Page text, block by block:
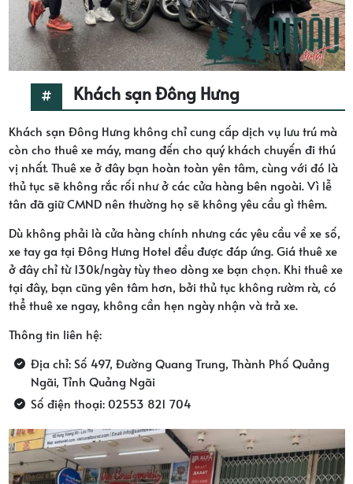
Khách sạn Đông Hưng
Khách sạn Đông Hưng không chỉ cung cấp dịch vụ lưu trú mà
còn cho thuê xe máy, mang đến cho quý khách chuyến đi thú
vị nhất. Thuê xe ở đây bạn hoàn toàn yên tâm, cùng với đó là
thủ tục sẽ không rắc rối như ở các cửa hàng bên ngoài. Vì lễ
tân đã giữ CMND nên thường họ sẽ không yêu cầu gì thêm.
Dù không phải là cửa hàng chính nhưng các yêu cầu về xe số,
xe tay ga tại Đông Hưng Hotel đều được đáp ứng. Giá thuê xe
ở đây chỉ từ 130k/ngày tùy theo dòng xe bạn chọn. Khi thuê xe
tại đây, bạn cũng yên tâm hơn, bởi thủ tục không rườm rà, có
thể thuê xe ngay, không cần hẹn ngày nhận và trả xe.
Thông tin liên hệ:
Địa chỉ: Số 497, Đường Quang Trung, Thành Phố Quảng
Ngãi, Tỉnh Quảng Ngãi
Số điện thoại: 02553 821 704